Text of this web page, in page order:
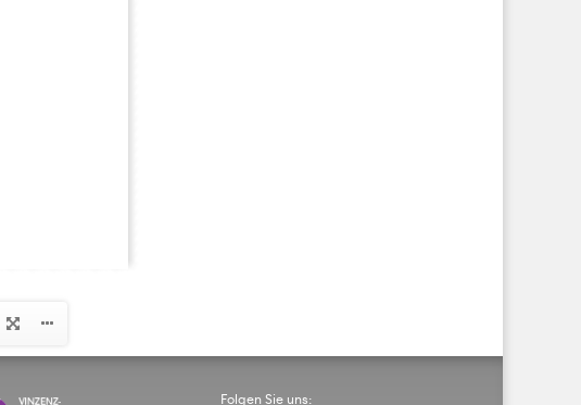
Folgen Sie uns: